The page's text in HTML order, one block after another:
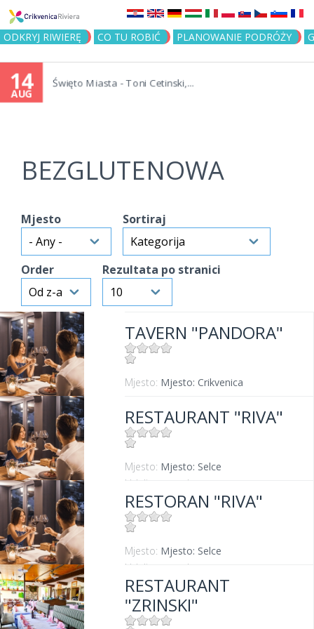
Jump to navigation
ODKRYJ RIWIERĘ CO TU ROBIĆ PLANOWANIE PODRÓŻY
14
AUG
Święto Miasta - Toni Cetinski,...
BEZGLUTENOWA
Mjesto Sortiraj
Order Rezultata po stranici
TAVERN "PANDORA"
Mjesto: Mjesto: Crikvenica
RESTAURANT "RIVA"
Mjesto: Mjesto: Selce
Udaljenost od mora:
RESTORAN "RIVA"
Mjesto: Mjesto: Selce
Udaljenost od mora:
RESTAURANT
"ZRINSKI"